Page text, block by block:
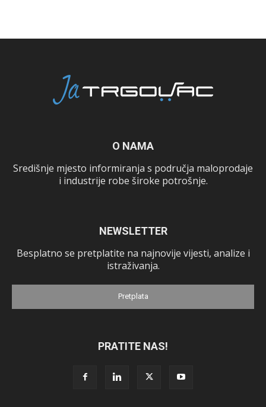
O NAMA
Središnje mjesto informiranja s područja maloprodaje
i industrije robe široke potrošnje.
NEWSLETTER
Besplatno se pretplatite na najnovije vijesti, analize i
istraživanja.
Pretplata
PRATITE NAS!